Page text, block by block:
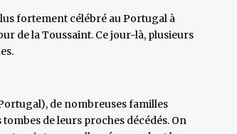
fortement célébré au Portugal à
de la Toussaint. Ce jour-là, plusieurs
de nombreuses familles
de leurs proches décédés. On